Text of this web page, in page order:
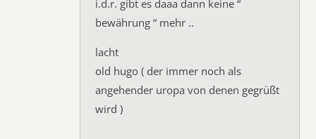
i.d.r. gibt es daaa dann keine “
bewährung “ mehr ..
lacht
old hugo ( der immer noch als
angehender uropa von denen gegrüßt
wird )